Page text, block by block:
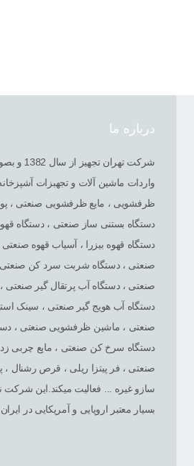
درباره ما
شرکت
واردات ماشین آلات و تجهبزات
ظرفشویی ، مایع ظرفشویی صنعتی ،
دستگاه بستنی ساز صنعتی ، دستگاه
دستگاه قهوه بیزرا ، آسیاب قهوه
صنعتی ، دستگاه شربت سرد کن
صنعتی ، دستگاه آب پرتقال گیر
دستگاه آب هویج گیر صنعتی ، سینک
صنعتی ، ماشین ظرفشویی صنعتی ،
دستگاه سرخ کن صنعتی ، مایع چربی
صنعتی ، فر پیتزا ریلی ، قرص رشنال
سازو غیره ... فعالیت میکند.این شرکت
بسیار معتبر اروپایی و آمریکایی در